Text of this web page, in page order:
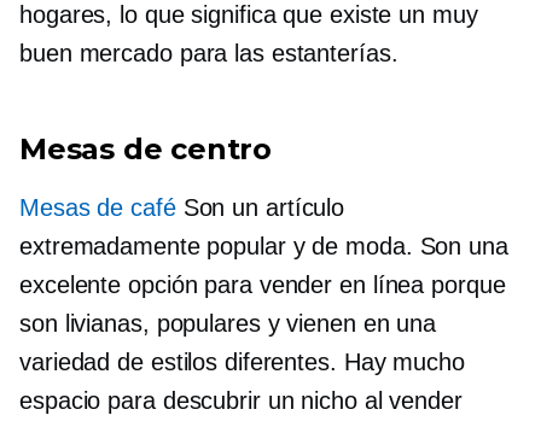
hogares, lo que significa que existe un muy
buen mercado para las estanterías.
Mesas de centro
Mesas de caféSon un artículo
extremadamente popular y de moda. Son una
excelente opción para vender en línea porque
son livianas, populares y vienen en una
variedad de estilos diferentes. Hay mucho
espacio para descubrir un nicho al vender